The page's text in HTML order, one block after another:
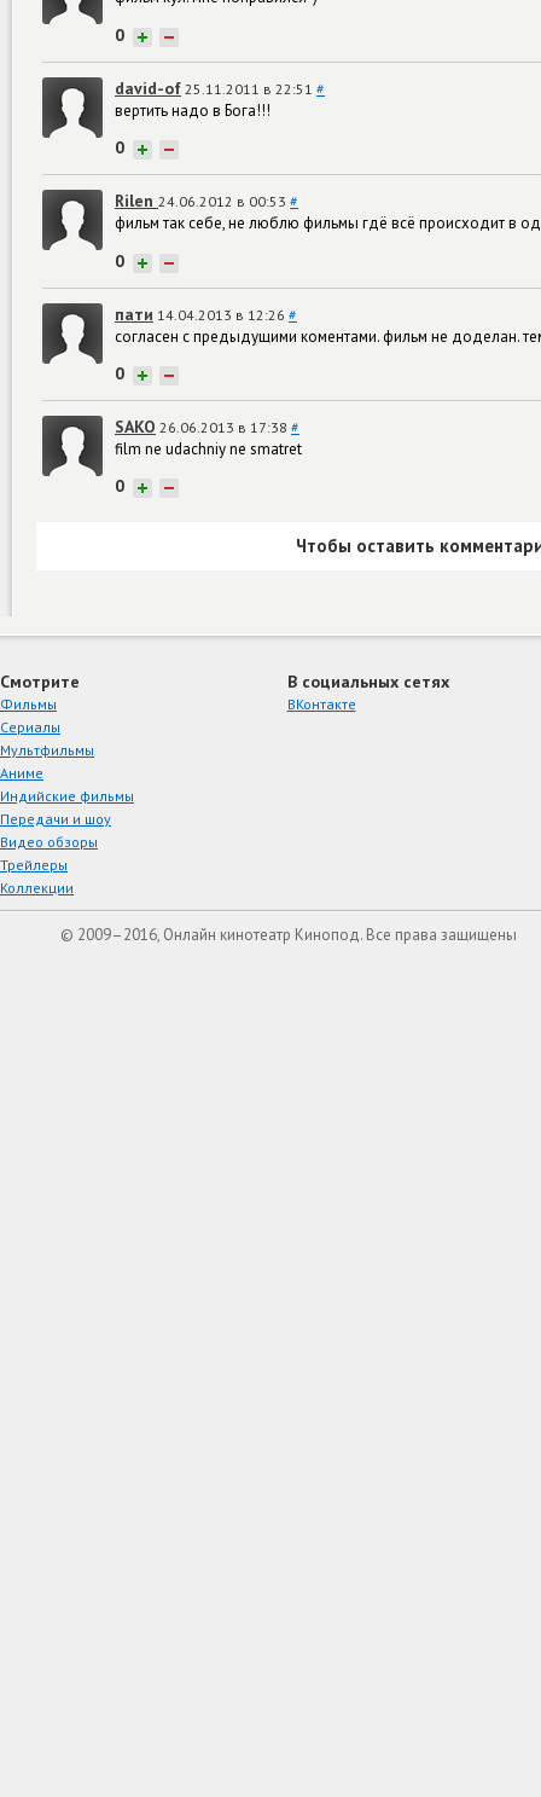
0 + −
david-of 25.11.2011 в 22:51 #
вертить надо в Бога!!!
0 + −
Rilen 24.06.2012 в 00:53 #
фильм так себе, не люблю фильмы гдё всё происходит в
0 + −
пати 14.04.2013 в 12:26 #
согласен с предыдущими коментами. фильм не доделан.
0 + −
SAKO 26.06.2013 в 17:38 #
film ne udachniy ne smatret
0 + −
Чтобы оставить
Смотрите
Фильмы
Сериалы
Мультфильмы
Аниме
Индийские фильмы
Передачи и шоу
Видео обзоры
Трейлеры
Коллекции
В социальных сетях
ВКонтакте
© 2009–2016, Онлайн кинотеатр Кинопод. Все права защищены